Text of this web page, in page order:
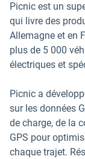
Picnic est un
qui livre des
Allemagne et en
plus de 5 000
électriques et
Picnic a
sur les données
de charge, de la
GPS pour
chaque trajet.